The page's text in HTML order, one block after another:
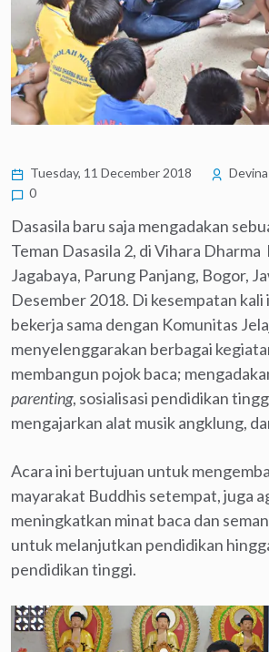
Tuesday, 11 December 2018
0
Dasasila baru saja mengadakan
Teman Dasasila 2, di Vihara Dharma
Jagabaya, Parung Panjang, Bogor,
Desember 2018. Di kesempatan kali
bekerja sama dengan Komunitas
menyelenggarakan berbagai
membangun pojok baca;
parenting, sosialisasi pendidikan
mengajarkan alat musik angklung,
Acara ini bertujuan untuk
mayarakat Buddhis setempat, juga
meningkatkan minat baca dan
untuk melanjutkan pendidikan
pendidikan tinggi.